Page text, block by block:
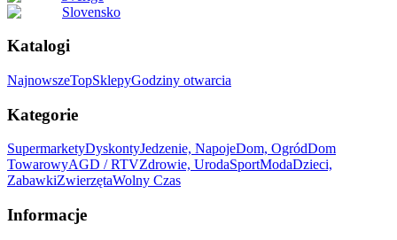
Slovensko
Katalogi
NajnowszeTopSklepyGodziny otwarcia
Kategorie
SupermarketyDyskontyJedzenie, NapojeDom, OgródDom
TowarowyAGD / RTVZdrowie, UrodaSportModaDzieci,
ZabawkiZwierzętaWolny Czas
Informacje